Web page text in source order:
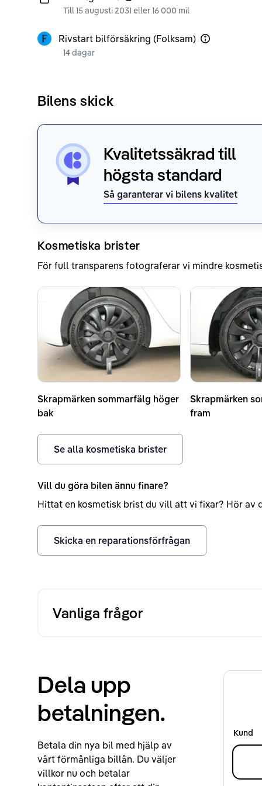
Till 15 augusti 2031 eller 16 000 mil
Rivstart bilförsäkring (Folksam)
14 dagar
Bilens skick
Kvalitetssäkrad till
högsta standard
Så garanterar vi bilens kvalitet
Kosmetiska brister
För full transparens fotograferar vi mindre
Skrapmärken sommarfälg höger
bak
Skrapmärken
fram
Se alla kosmetiska brister
Vill du göra bilen ännu finare?
Hittat en kosmetisk brist du vill att vi fixar? Hör av
Skicka en reparationsförfrågan
Vanliga frågor
Dela upp
betalningen.
Betala din nya bil med hjälp av
vårt förmånliga billån. Du väljer
villkor nu och betalar
Kund